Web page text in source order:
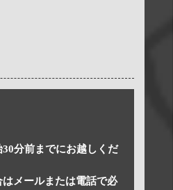
分前までにお越しくだ
メールまたは電話で必